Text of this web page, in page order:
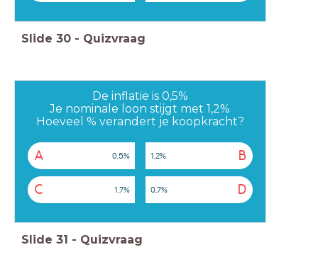
Slide 30 - Quizvraag
De inflatie is 0,5%
Je nominale loon stijgt met 1,2%
Hoeveel % verandert je koopkracht?
A 0,5% B
1,2%
C 1,7% D
0,7%
Slide 31 - Quizvraag